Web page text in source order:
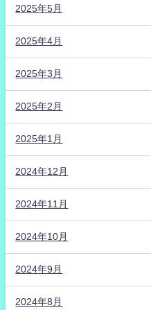
2025年5月
2025年4月
2025年3月
2025年2月
2025年1月
2024年12月
2024年11月
2024年10月
2024年9月
2024年8月